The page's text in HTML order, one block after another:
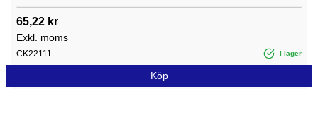
65,22 kr
Exkl. moms
CK22111 i lager
Köp